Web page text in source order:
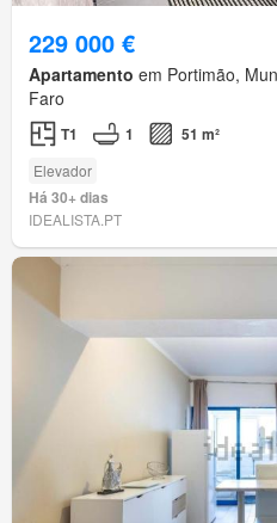
229 000 €
Apartamento em Portimão,
Faro
T1 1 51 m²
Elevador
Há 30+ dias
IDEALISTA.PT